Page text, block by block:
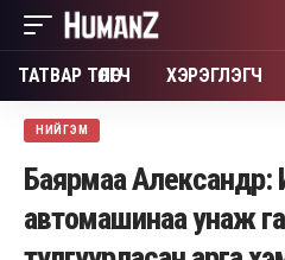
ТАТВАР ТӨЛӨГЧ ХЭРЭГЛЭГЧ
НИЙГЭМ
Баярмаа Александр:
автомашинаа унаж